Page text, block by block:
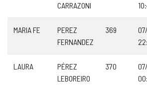
CARRAZONI
MARIA FE
PEREZ
FERNANDEZ
369
LAURA
PÉREZ
LEBOREIRO
370